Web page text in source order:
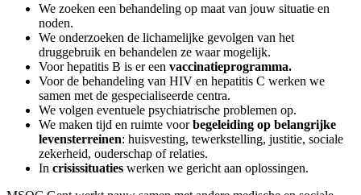
We zoeken een behandeling op maat van jouw situatie en
noden.
We onderzoeken de lichamelijke gevolgen van het
druggebruik en behandelen ze waar mogelijk.
Voor hepatitis B is er een vaccinatieprogramma.
Voor de behandeling van HIV en hepatitis C werken we
samen met de gespecialiseerde centra.
We volgen eventuele psychiatrische problemen op.
We maken tijd en ruimte voorbegeleiding op belangrijke
levensterreinen: huisvesting, tewerkstelling, justitie, sociale
zekerheid, ouderschap of relaties.
In crisissituaties werken we gericht aan oplossingen.